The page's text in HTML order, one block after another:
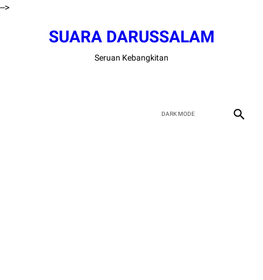
-->
SUARA DARUSSALAM
Seruan Kebangkitan